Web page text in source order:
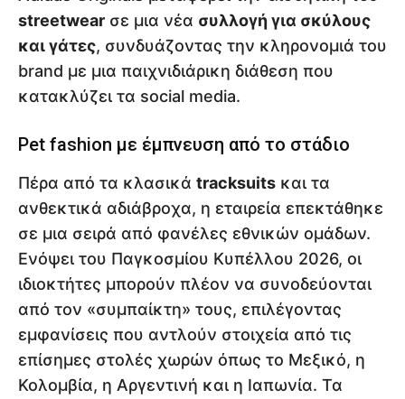
streetwear σε μια νέα συλλογή για σκύλους
και γάτες, συνδυάζοντας την κληρονομιά του
brand με μια παιχνιδιάρικη διάθεση που
κατακλύζει τα social media.
Pet fashion με έμπνευση από το στάδιο
Πέρα από τα κλασικά tracksuits και τα
ανθεκτικά αδιάβροχα, η εταιρεία επεκτάθηκε
σε μια σειρά από φανέλες εθνικών ομάδων.
Ενόψει του Παγκοσμίου Κυπέλλου 2026, οι
ιδιοκτήτες μπορούν πλέον να συνοδεύονται
από τον «συμπαίκτη» τους, επιλέγοντας
εμφανίσεις που αντλούν στοιχεία από τις
επίσημες στολές χωρών όπως το Μεξικό, η
Κολομβία, η Αργεντινή και η Ιαπωνία. Τα